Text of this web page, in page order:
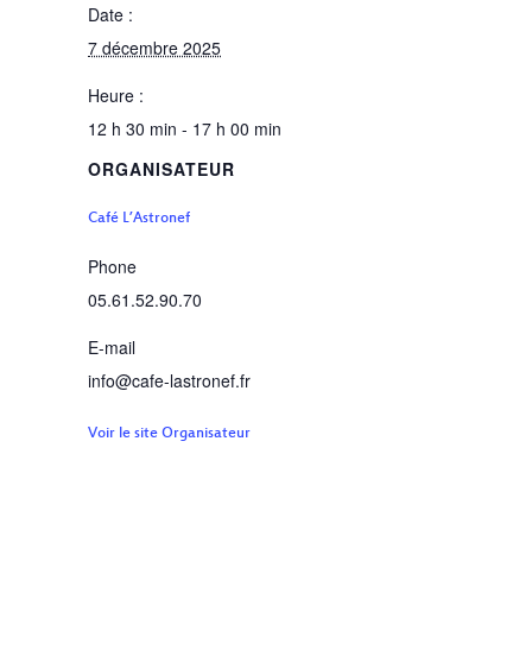
Date :
7 décembre 2025
Heure :
12 h 30 min - 17 h 00 min
ORGANISATEUR
Café L’Astronef
Phone
05.61.52.90.70
E-mail
info@cafe-lastronef.fr
Voir le site Organisateur